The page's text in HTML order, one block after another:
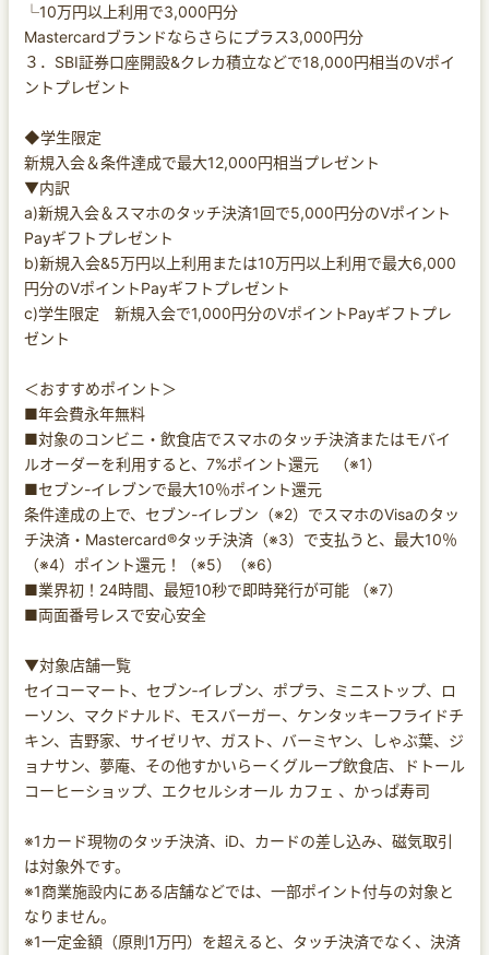
└10万円以上利用で3,000円分
Mastercardブランドならさらにプラス3,000円分
３．SBI証券口座開設&クレカ積立などで18,000円相当のVポイ
ントプレゼント
◆学生限定
新規入会＆条件達成で最大12,000円相当プレゼント
▼内訳
a)新規入会＆スマホのタッチ決済1回で5,000円分のVポイント
Payギフトプレゼント
b)新規入会&5万円以上利用または10万円以上利用で最大6,000
円分のVポイントPayギフトプレゼント
c)学生限定 新規入会で1,000円分のVポイントPayギフトプレ
ゼント
＜おすすめポイント＞
■年会費永年無料
■対象のコンビニ・飲食店でスマホのタッチ決済またはモバイ
ルオーダーを利用すると、7%ポイント還元 （※1）
■セブン-イレブンで最大10％ポイント還元
条件達成の上で、セブン-イレブン（※2）でスマホのVisaのタッ
チ決済・Mastercard®タッチ決済（※3）で支払うと、最大10％
（※4）ポイント還元！（※5）（※6）
■業界初！24時間、最短10秒で即時発行が可能 （※7）
■両面番号レスで安心安全
▼対象店舗一覧
セイコーマート、セブン‐イレブン、ポプラ、ミニストップ、ロ
ーソン、マクドナルド、モスバーガー、ケンタッキーフライドチ
キン、吉野家、サイゼリヤ、ガスト、バーミヤン、しゃぶ葉、ジ
ョナサン、夢庵、その他すかいらーくグループ飲食店、ドトール
コーヒーショップ、エクセルシオール カフェ 、かっぱ寿司
※1カード現物のタッチ決済、iD、カードの差し込み、磁気取引
は対象外です。
※1商業施設内にある店舗などでは、一部ポイント付与の対象と
なりません。
※1一定金額（原則1万円）を超えると、タッチ決済でなく、決済